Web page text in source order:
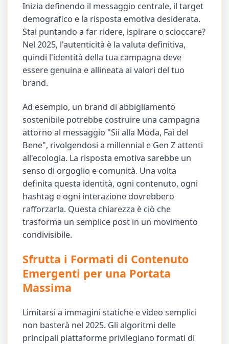
Inizia definendo il messaggio centrale, il target
demografico e la risposta emotiva desiderata.
Stai puntando a far ridere, ispirare o scioccare?
Nel 2025, l'autenticità è la valuta definitiva,
quindi l'identità della tua campagna deve
essere genuina e allineata ai valori del tuo
brand.
Ad esempio, un brand di abbigliamento
sostenibile potrebbe costruire una campagna
attorno al messaggio "Sii alla Moda, Fai del
Bene", rivolgendosi a millennial e Gen Z attenti
all'ecologia. La risposta emotiva sarebbe un
senso di orgoglio e comunità. Una volta
definita questa identità, ogni contenuto, ogni
hashtag e ogni interazione dovrebbero
rafforzarla. Questa chiarezza è ciò che
trasforma un semplice post in un movimento
condivisibile.
Sfrutta i Formati di Contenuto
Emergenti per una Portata
Massima
Limitarsi a immagini statiche e video semplici
non basterà nel 2025. Gli algoritmi delle
principali piattaforme privilegiano formati di